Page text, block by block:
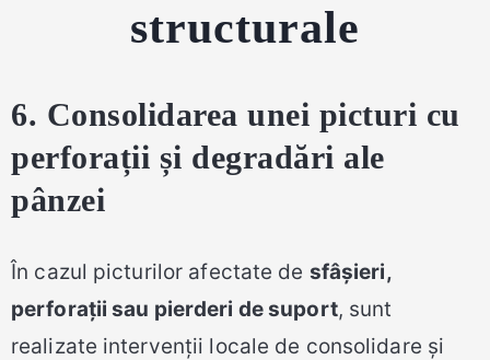
structurale
6. Consolidarea unei picturi cu
perforații și degradări ale
pânzei
În cazul picturilor afectate de sfâșieri,
perforații sau pierderi de suport, sunt
realizate intervenții locale de consolidare și